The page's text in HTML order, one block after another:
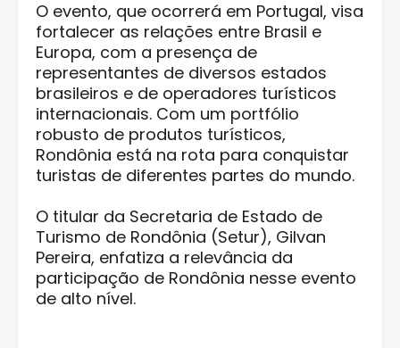
O evento, que ocorrerá em Portugal, visa
fortalecer as relações entre Brasil e
Europa, com a presença de
representantes de diversos estados
brasileiros e de operadores turísticos
internacionais. Com um portfólio
robusto de produtos turísticos,
Rondônia está na rota para conquistar
turistas de diferentes partes do mundo.
O titular da Secretaria de Estado de
Turismo de Rondônia (Setur), Gilvan
Pereira, enfatiza a relevância da
participação de Rondônia nesse evento
de alto nível.